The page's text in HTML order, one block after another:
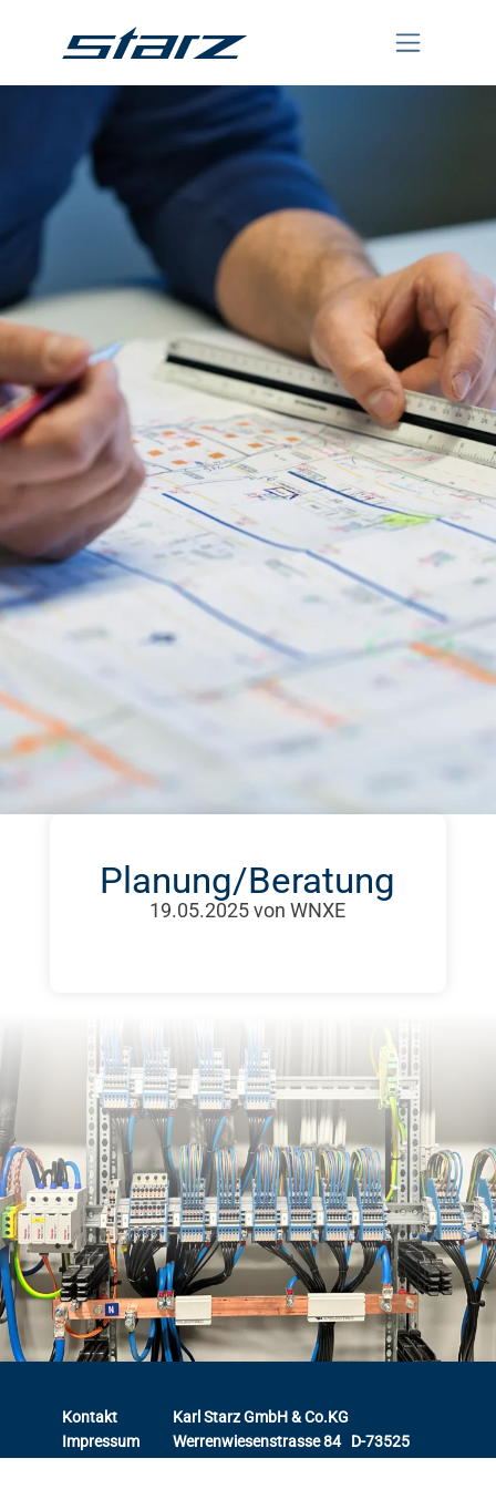
Planung/Beratung
19.05.2025von WNXE
Kontakt
Impressum
Karl Starz GmbH & Co.KG
Werrenwiesenstrasse 84 D-73525